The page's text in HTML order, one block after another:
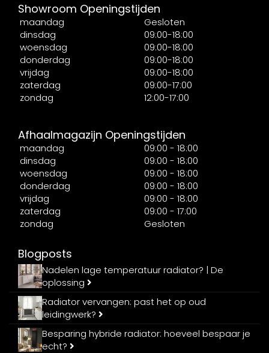
Showroom Openingstijden
maandag
Gesloten
dinsdag
09:00-18:00
woensdag
09:00-18:00
donderdag
09:00-18:00
vrijdag
09:00-18:00
zaterdag
09:00-17:00
zondag
12:00-17:00
Afhaalmagazijn Openingstijden
maandag
09:00 - 18:00
dinsdag
09:00 - 18:00
woensdag
09:00 - 18:00
donderdag
09:00 - 18:00
vrijdag
09:00 - 18:00
zaterdag
09:00 - 17:00
zondag
Gesloten
Blogposts
Nadelen lage temperatuur radiator? | De
oplossing
Radiator vervangen: past het op oud
leidingwerk?
Besparing hybride radiator: hoeveel bespaar je
echt?